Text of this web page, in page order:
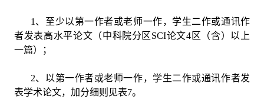
1、至少以第一作者或老师一作，学生二作或通讯作
者发表高水平论文（中科院分区SCI论文4区（含）以上
一篇）；
2、以第一作者或老师一作，学生二作或通讯作者发
表学术论文，加分细则见表7。